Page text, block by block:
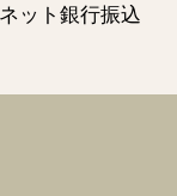
ット銀行振込